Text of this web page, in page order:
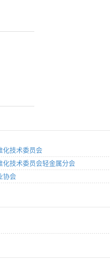
化技术委员会
化技术委员会轻金属分会
协会